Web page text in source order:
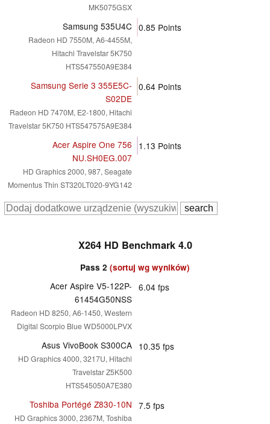
MK5075GSX
Samsung 535U4C
Radeon HD 7550M, A6-4455M,
Hitachi Travelstar 5K750
HTS547550A9E384
0.85 Points
Samsung Serie 3 355E5C-
S02DE
Radeon HD 7470M, E2-1800, Hitachi
Travelstar 5K750 HTS547575A9E384
0.64 Points
Acer Aspire One 756
NU.SH0EG.007
HD Graphics 2000, 987, Seagate
Momentus Thin ST320LT020-9YG142
1.13 Points
X264 HD Benchmark 4.0
Pass 2 (sortuj wg wyników)
Acer Aspire V5-122P-
61454G50NSS
Radeon HD 8250, A6-1450, Western
Digital Scorpio Blue WD5000LPVX
6.04 fps
Asus VivoBook S300CA
HD Graphics 4000, 3217U, Hitachi
Travelstar Z5K500
HTS545050A7E380
10.35 fps
Toshiba Portégé Z830-10N
HD Graphics 3000, 2367M, Toshiba
7.5 fps